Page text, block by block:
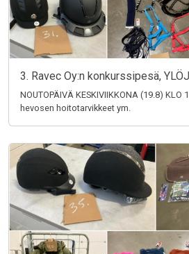
3. Ravec Oy:n konkurssipesä,
NOUTOPÄIVÄ KESKIVIIKKONA (19.8)
hevosen hoitotarvikkeet ym.